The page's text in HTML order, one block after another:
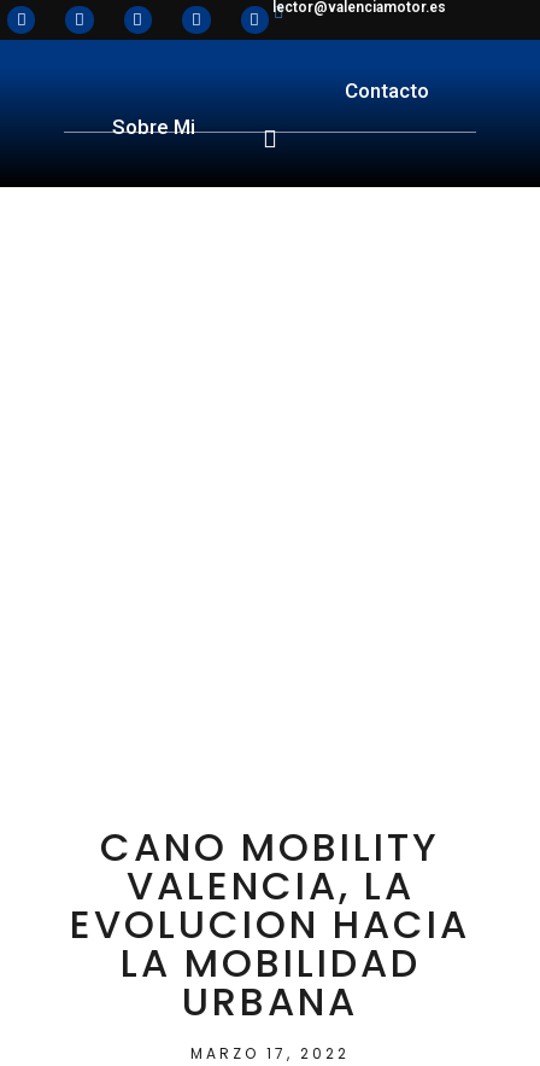
lector@valenciamotor.es
Sobre Mi
Contacto
CANO MOBILITY
VALENCIA, LA
EVOLUCION HACIA
LA MOBILIDAD
URBANA
MARZO 17, 2022